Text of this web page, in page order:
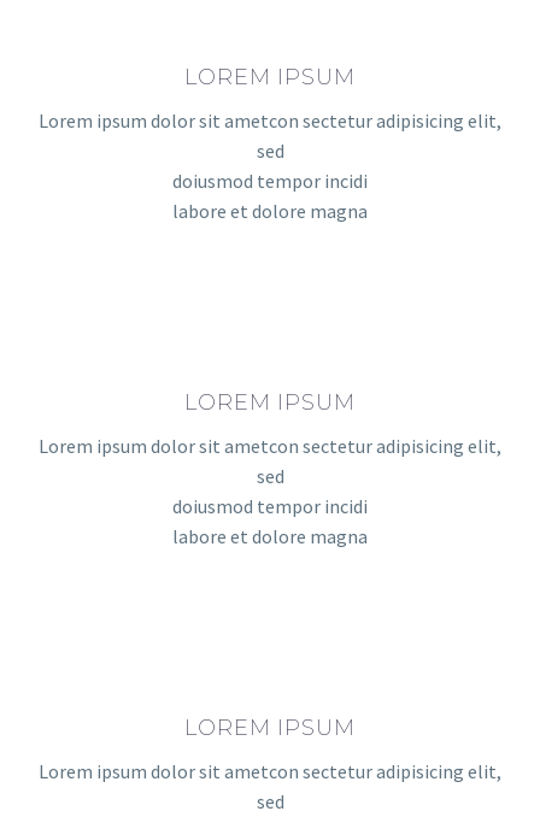
LOREM IPSUM
Lorem ipsum dolor sit ametcon sectetur adipisicing elit,
sed
doiusmod tempor incidi
labore et dolore magna
LOREM IPSUM
Lorem ipsum dolor sit ametcon sectetur adipisicing elit,
sed
doiusmod tempor incidi
labore et dolore magna
LOREM IPSUM
Lorem ipsum dolor sit ametcon sectetur adipisicing elit,
sed